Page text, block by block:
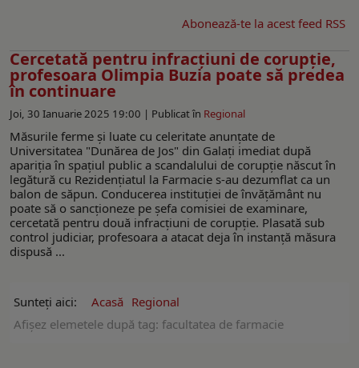
Abonează-te la acest feed RSS
Cercetată pentru infracțiuni de corupție,
profesoara Olimpia Buzia poate să predea
în continuare
Joi, 30 Ianuarie 2025 19:00 | Publicat în Regional
Măsurile ferme și luate cu celeritate anunțate de
Universitatea "Dunărea de Jos" din Galați imediat după
apariţia în spațiul public a scandalului de corupție născut în
legătură cu Rezidențiatul la Farmacie s-au dezumflat ca un
balon de săpun. Conducerea instituției de învățământ nu
poate să o sancționeze pe șefa comisiei de examinare,
cercetată pentru două infracțiuni de corupție. Plasată sub
control judiciar, profesoara a atacat deja în instanță măsura
dispusă ...
Sunteți aici: Acasă Regional
Afişez elemetele după tag: facultatea de farmacie